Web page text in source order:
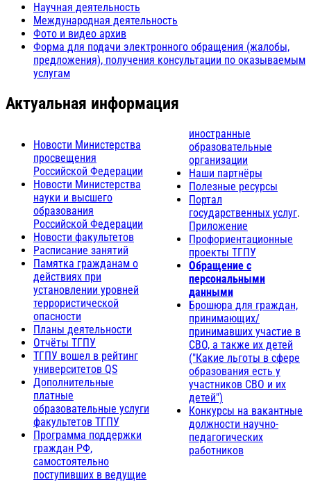
Научная деятельность
Международная деятельность
Фото и видео архив
Форма для подачи электронного обращения (жалобы,
предложения), получения консультации по оказываемым
услугам
Актуальная информация
Новости Министерства
просвещения
Российской Федерации
Новости Министерства
науки и высшего
образования
Российской Федерации
Новости факультетов
Расписание занятий
Памятка гражданам о
действиях при
установлении уровней
террористической
опасности
Планы деятельности
Отчёты ТГПУ
ТГПУ вошел в рейтинг
университетов QS
Дополнительные
платные
образовательные услуги
факультетов ТГПУ
Программа поддержки
граждан РФ,
самостоятельно
поступивших в ведущие
иностранные
образовательные
организации
Наши партнёры
Полезные ресурсы
Портал
государственных услуг.
Приложение
Профориентационные
проекты ТГПУ
Обращение с
персональными
данными
Брошюра для граждан,
принимающих/
принимавших участие в
СВО, а также их детей
("Какие льготы в сфере
образования есть у
участников СВО и их
детей")
Конкурсы на вакантные
должности научно-
педагогических
работников